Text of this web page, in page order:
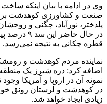
وی در ادامه با بیان اینکه
صنعت و کشاورزی کوهدشت
پلدختر، نورآباد، چگنی و
در حال
قطره چکانی به نتیجه نمی‌رسد.
نماینده مردم کوهدشت و
اضافه کرد: دره شیرز یک
نمونه آن در اروپا و آمریکا
در کوهدشت و لرستان رونق
زیادی ایجاد خواهد شد.